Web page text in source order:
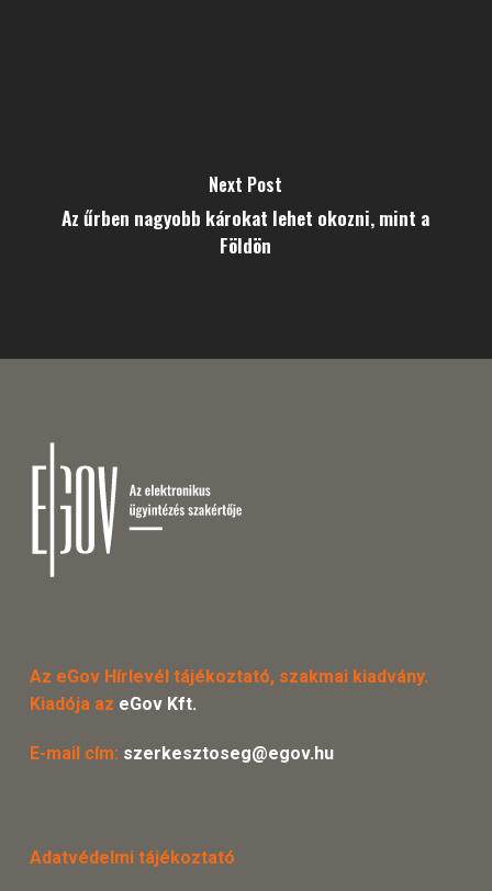
Next Post
Az űrben nagyobb károkat lehet okozni, mint a
Földön
Az eGov Hírlevél tájékoztató, szakmai kiadvány.
Kiadója az eGov Kft.
E-mail cím: szerkesztoseg@egov.hu
Adatvédelmi tájékoztató